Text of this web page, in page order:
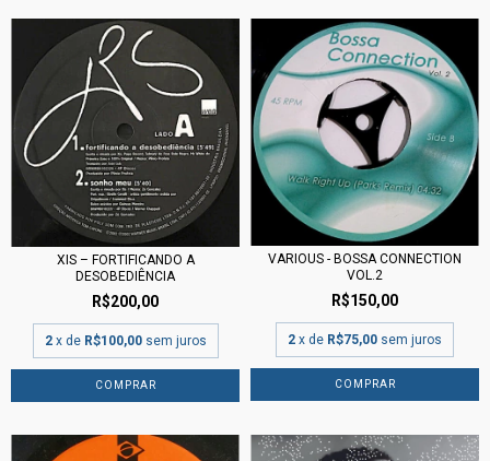
XIS ‎– FORTIFICANDO A
DESOBEDIÊNCIA
R$200,00
2 x de R$100,00 sem juros
VARIOUS - BOSSA CONNECTION
VOL.2
R$150,00
2 x de R$75,00 sem juros